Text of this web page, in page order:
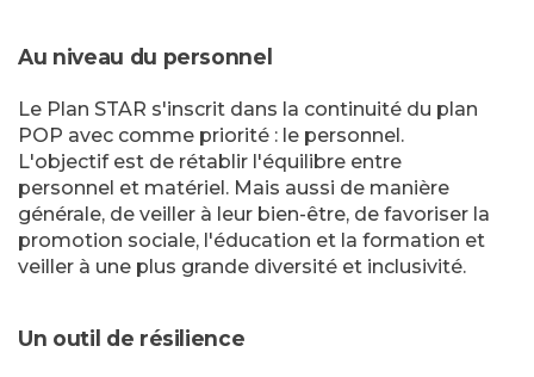
Au niveau du personnel
Le Plan STAR s'inscrit dans la continuité du plan
POP avec comme priorité : le personnel.
L'objectif est de rétablir l'équilibre entre
personnel et matériel. Mais aussi de manière
générale, de veiller à leur bien-être, de favoriser la
promotion sociale, l'éducation et la formation et
veiller à une plus grande diversité et inclusivité.
Un outil de résilience